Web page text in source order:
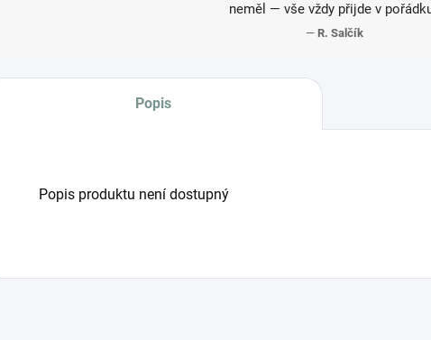
neměl — vše vždy přijde v
— R. Salčík
Popis
Popis produktu není dostupný